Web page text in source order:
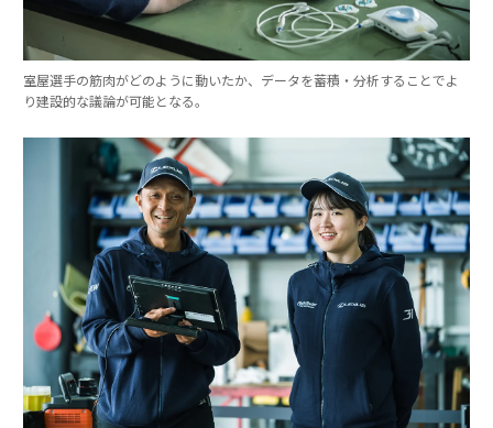
室屋選手の筋肉がどのように動いたか、データを蓄積・分析することでよ
り建設的な議論が可能となる。